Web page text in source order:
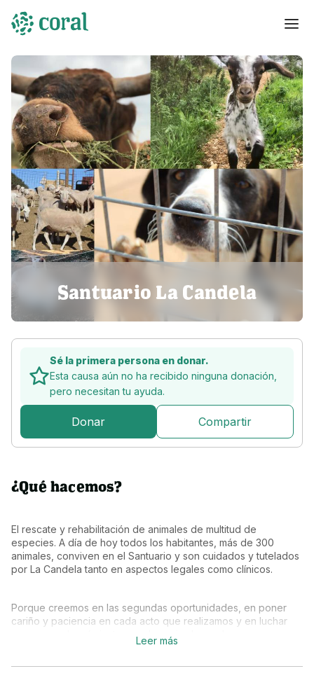
Santuario La Candela
Sé la primera persona en donar.
Esta causa aún no ha recibido ninguna donación,
pero necesitan tu ayuda.
Donar Compartir
¿Qué hacemos?
El rescate y rehabilitación de animales de multitud de
especies. A día de hoy todos los habitantes, más de 300
animales, conviven en el Santuario y son cuidados y tutelados
por La Candela tanto en aspectos legales como clínicos.
Porque creemos en las segundas oportunidades, en poner
cariño y paciencia en cada acto que realizamos y en luchar
por un mundo más junto para los animales no humanos y
Leer más